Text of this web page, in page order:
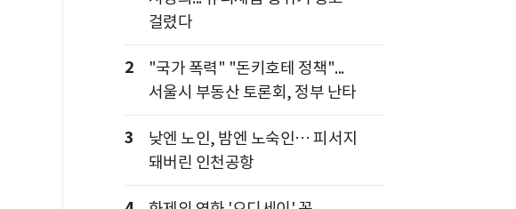
걸렸다
2
"국가 폭력" "돈키호테 정책"...
서울시 부동산 토론회, 정부 난타
3
낮엔 노인, 밤엔 노숙인… 피서지
돼버린 인천공항